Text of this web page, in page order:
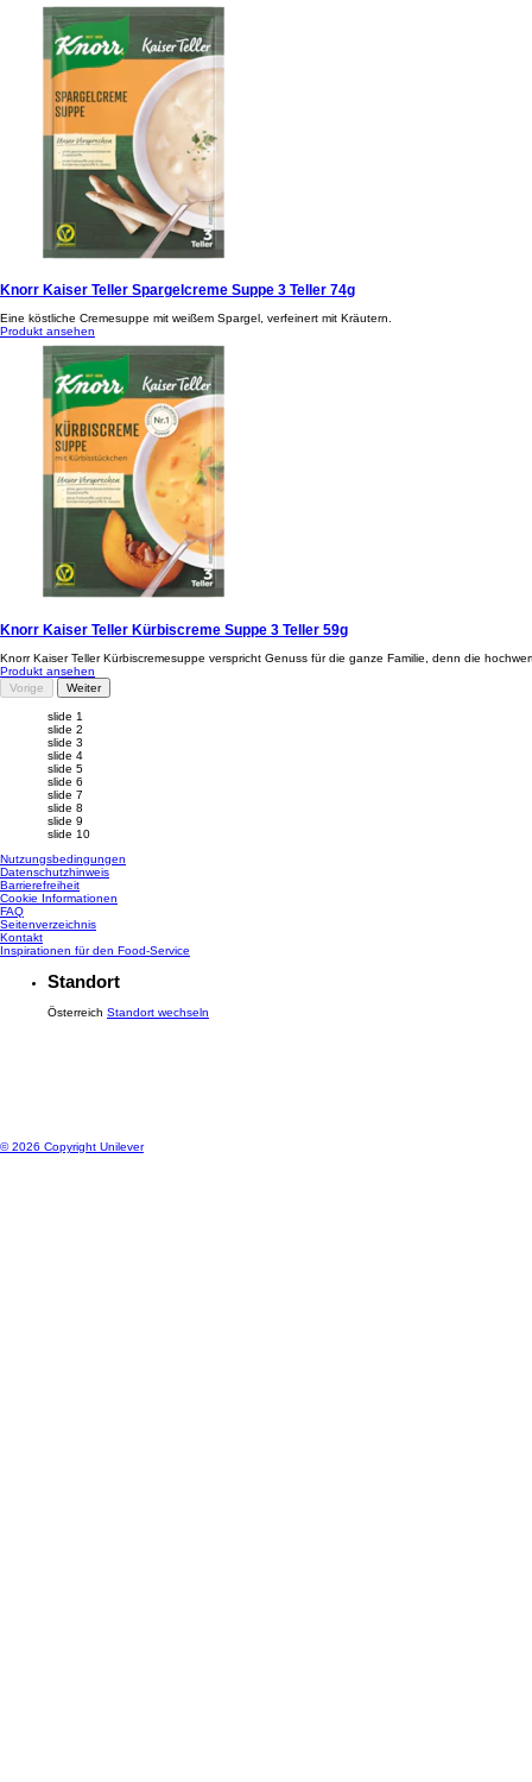
Knorr Kaiser Teller Spargelcreme Suppe 3 Teller 74g
Eine köstliche Cremesuppe mit weißem Spargel, verfeinert mit Kräutern.
Produkt ansehen
Knorr Kaiser Teller Kürbiscreme Suppe 3 Teller 59g
Knorr Kaiser Teller Kürbiscremesuppe verspricht Genuss für die ganze Familie, denn die
Produkt ansehen
Vorige
Weiter
slide 1
slide 2
slide 3
slide 4
slide 5
slide 6
slide 7
slide 8
slide 9
slide 10
Nutzungsbedingungen
Datenschutzhinweis
Cookie-Einstellungen
Barrierefreiheit
Cookie Informationen
FAQ
Kontakt